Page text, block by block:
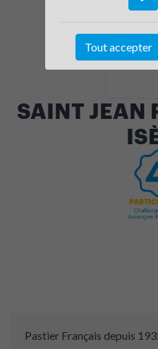
SAINT JEAN
Pastier Français depuis
Tout accepter